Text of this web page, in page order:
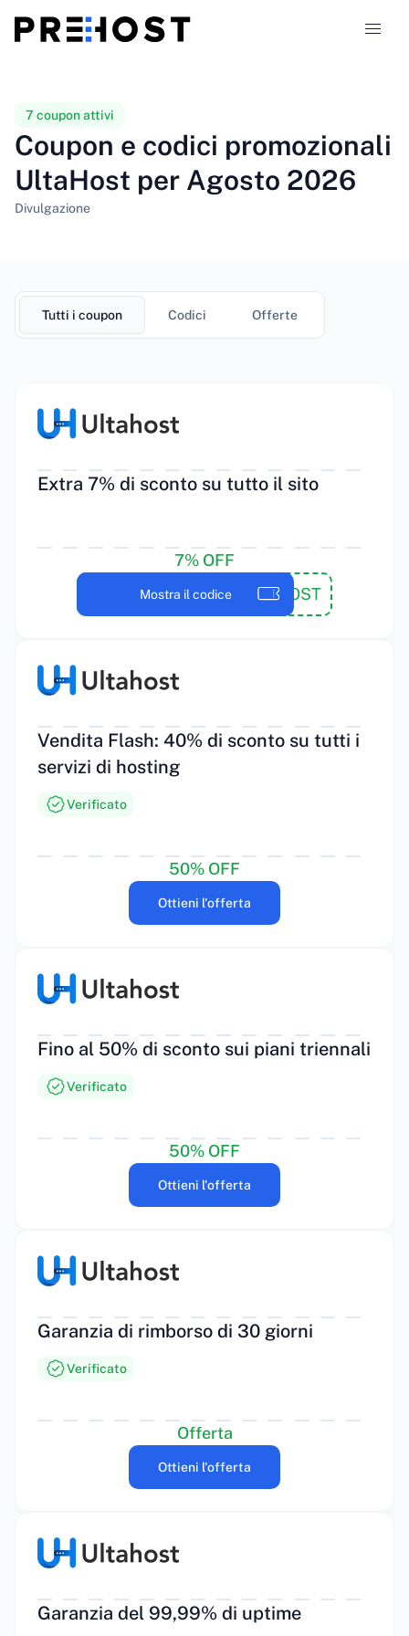
Confronti
Coupon 319
IT
7 coupon attivi
Coupon e codici promozionali
UltaHost per Agosto 2026
Divulgazione
Tutti i coupon Codici Offerte
Extra 7% di sconto su tutto il sito
7% OFF
GOOGIEHOST
Mostra il codice
Vendita Flash: 40% di sconto su tutti i
servizi di hosting
Verificato
50% OFF
Ottieni l'offerta
Fino al 50% di sconto sui piani triennali
Verificato
50% OFF
Ottieni l'offerta
Garanzia di rimborso di 30 giorni
Verificato
Offerta
Ottieni l'offerta
Garanzia del 99,99% di uptime